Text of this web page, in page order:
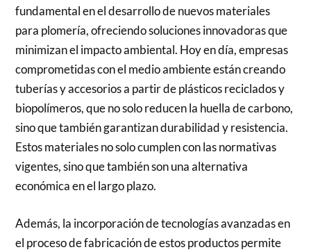
fundamental en el desarrollo de nuevos materiales
para plomería, ofreciendo soluciones innovadoras que
minimizan el impacto ambiental. Hoy en día, empresas
comprometidas con el medio ambiente están creando
tuberías y accesorios a partir de plásticos reciclados y
biopolímeros, que no solo reducen la huella de carbono,
sino que también garantizan durabilidad y resistencia.
Estos materiales no solo cumplen con las normativas
vigentes, sino que también son una alternativa
económica en el largo plazo.
Además, la incorporación de tecnologías avanzadas en
el proceso de fabricación de estos productos permite